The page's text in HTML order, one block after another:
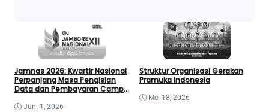
Jamnas 2026: Kwartir Nasional
Perpanjang Masa Pengisian
Data dan Pembayaran Camp
Juni 1, 2026
Struktur Organisasi Gerakan
Pramuka Indonesia
Mei 18, 2026